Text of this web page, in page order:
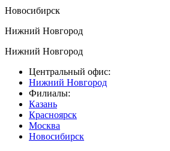
Новосибирск
Нижний Новгород
Нижний Новгород
Центральный офис:
Нижний Новгород
Филиалы:
Казань
Красноярск
Москва
Новосибирск